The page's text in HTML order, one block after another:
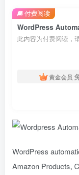
WordPress
此内容为付费阅读，
黄金会员
付费阅读
WordPress
Amazon Products,